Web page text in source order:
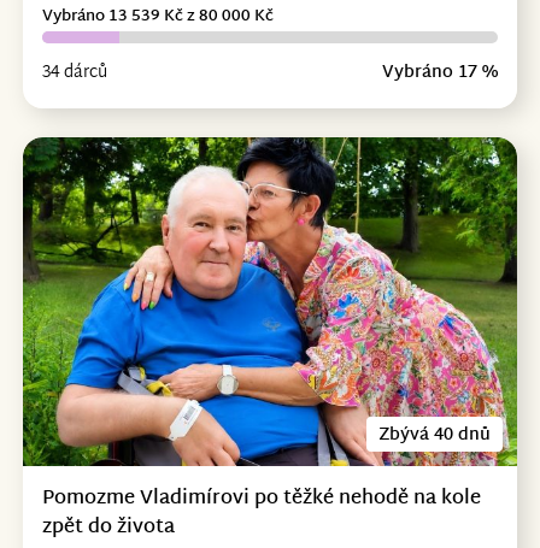
34 dárců Vybráno 17 %
Vybráno 13 539 Kč z 80 000 Kč
Zbývá 40 dnů
Pomozme Vladimírovi po těžké nehodě na kole
zpět do života